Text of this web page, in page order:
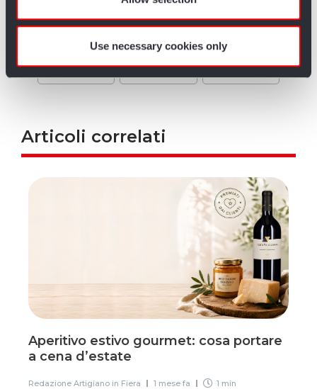
Use necessary cookies only
Articoli correlati
Aperitivo estivo gourmet: cosa portare
a cena d’estate
Redazione Artigiano in Fiera 1 mese fa 1 min